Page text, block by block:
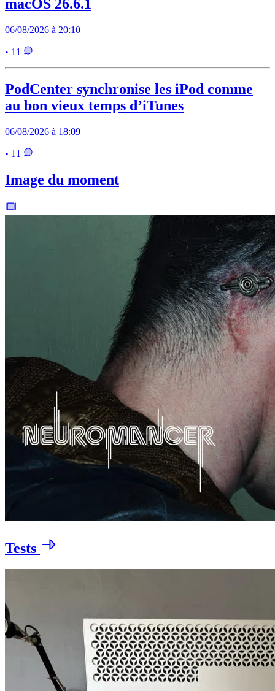
macOS 26.6.1
06/08/2026 à 20:10
• 11
PodCenter synchronise les iPod comme
au bon vieux temps d’iTunes
06/08/2026 à 18:09
• 11
Image du moment
Tests